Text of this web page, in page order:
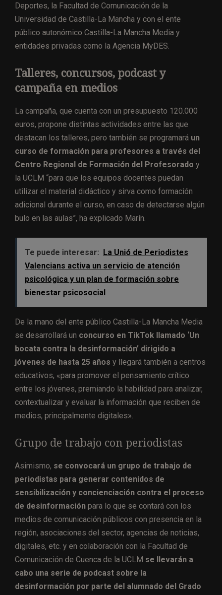
Deportes, la Facultad de Comunicación de la
Universidad de Castilla-La Mancha y con el ente
público autonómico Castilla-La Mancha Media y
entidades privadas como la Agencia MyDES.
Talleres, concursos, podcast y
campaña en medios
La campaña, que cuenta con un presupuesto 120.000
euros, propone distintas actividades entre las que
destacan los talleres, pero también se programará un
curso de formación para profesores a través del
Centro Regional de Formación del Profesorado y
la UCLM “para que los equipos docentes puedan
utilizar el material didáctico y sirva como formación
adicional durante el curso, en caso de detectarse algún
bulo en las aulas”, ha explicado Marín.
Te puede interesar: La Unió de Periodistes
Valencians activa un servicio de atención
psicológica y un plan de formación sobre
bienestar psicosocial
De la mano del ente público Castilla-La Mancha Media
se desarrollará un concurso en TikTok llamado ‘Un
bocata contra la desinformación’ dirigido a
jóvenes de hasta 25 años y llegará también a centros
educativos, «para promover el pensamiento crítico
entre los jóvenes, premiando la habilidad para analizar,
contextualizar y evaluar la información que reciben de
medios, principalmente digitales».
Grupo de trabajo con periodistas
Asimismo, se convocará un grupo de trabajo de
periodistas para generar contenidos de
sensibilización y concienciación contra el proceso
de desinformación para lo que se contará con los
medios de comunicación públicos con presencia en la
región, asociaciones del sector, agencias de noticias,
digitales, etc. y en colaboración con la Facultad de
Comunicación de Cuenca de la UCLM se llevarán a
cabo una serie de podcast sobre la
desinformación por parte del alumnado del Grado